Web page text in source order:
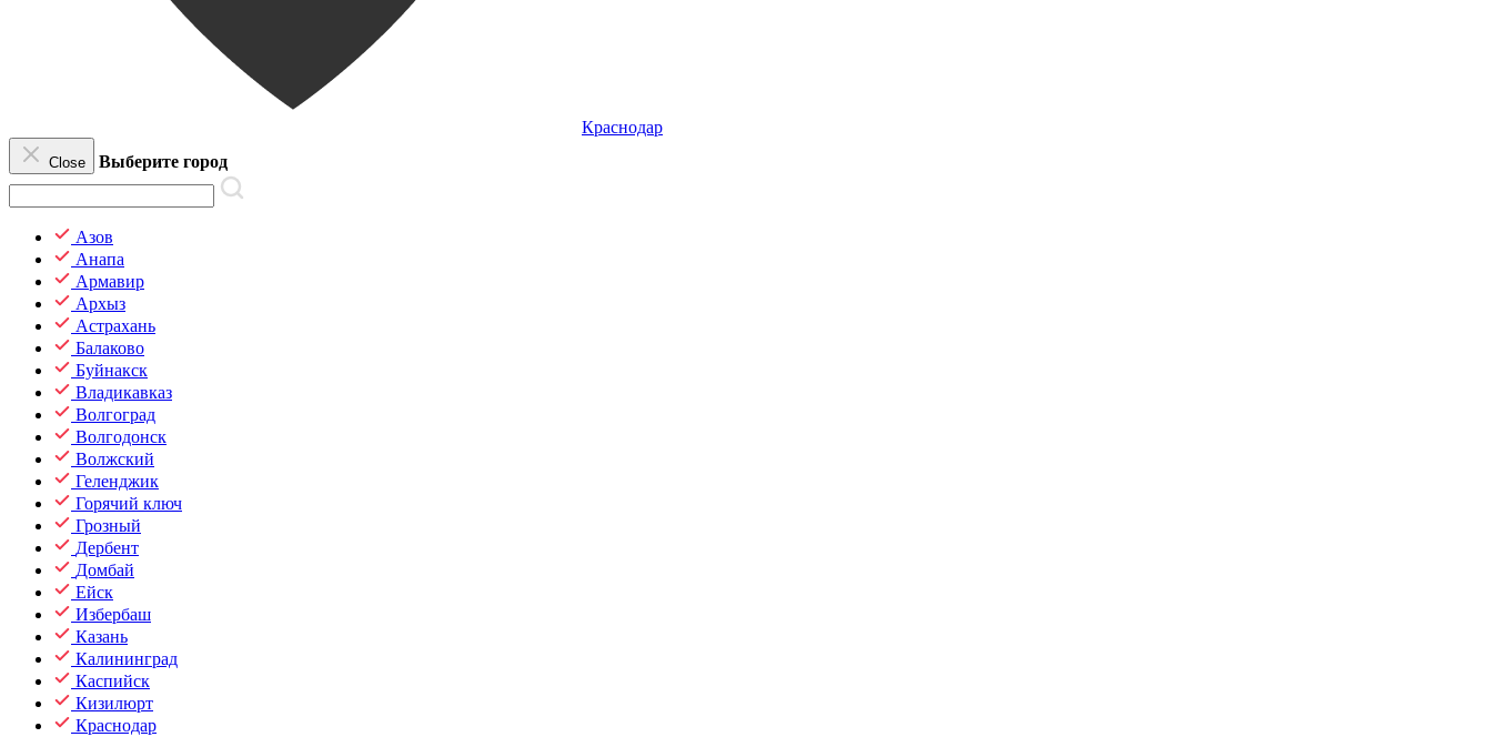
Краснодар
Close Выберите город
Азов
Анапа
Армавир
Архыз
Астрахань
Балаково
Буйнакск
Владикавказ
Волгоград
Волгодонск
Волжский
Геленджик
Горячий ключ
Грозный
Дербент
Домбай
Ейск
Избербаш
Казань
Калининград
Каспийск
Кизилюрт
Краснодар